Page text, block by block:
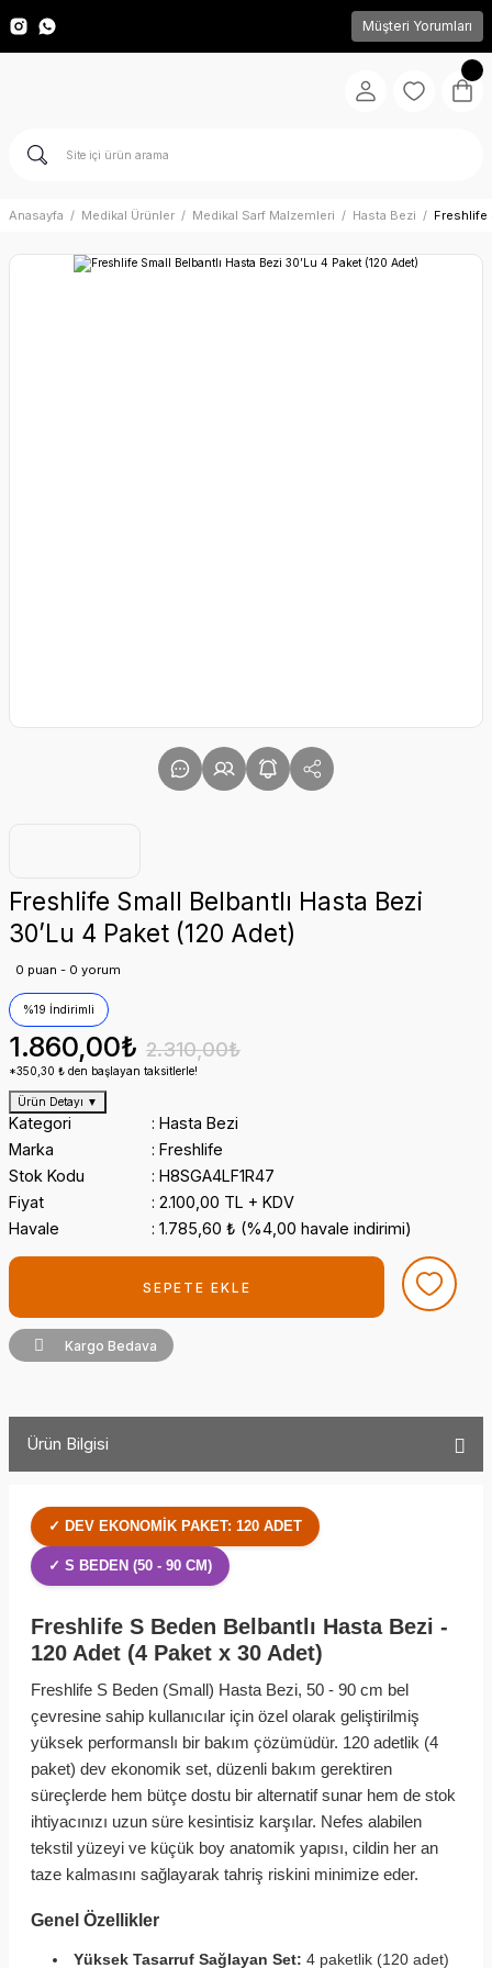
Müşteri Yorumları
Anasayfa Medikal Ürünler Medikal Sarf Malzemleri Hasta Bezi Freshlife
Freshlife Small Belbantlı Hasta Bezi
30’Lu 4 Paket (120 Adet)
0 puan - 0 yorum
%19 İndirimli
1.860,00₺ 2.310,00₺
*350,30 ₺ den başlayan taksitlerle!
Ürün Detayı ▼
Kategori
Hasta Bezi
Marka
Freshlife
Stok Kodu
H8SGA4LF1R47
Fiyat
2.100,00 TL + KDV
Havale
1.785,60 ₺ (%4,00 havale indirimi)
SEPETE EKLE
Kargo Bedava
Ürün Bilgisi
✓ DEV EKONOMIK PAKET: 120 ADET
✓ S BEDEN (50 - 90 CM)
Freshlife S Beden Belbantlı Hasta Bezi -
120 Adet (4 Paket x 30 Adet)
Freshlife S Beden (Small) Hasta Bezi, 50 - 90 cm bel
çevresine sahip kullanıcılar için özel olarak geliştirilmiş
yüksek performanslı bir bakım çözümüdür. 120 adetlik (4
paket) dev ekonomik set, düzenli bakım gerektiren
süreçlerde hem bütçe dostu bir alternatif sunar hem de stok
ihtiyacınızı uzun süre kesintisiz karşılar. Nefes alabilen
tekstil yüzeyi ve küçük boy anatomik yapısı, cildin her an
taze kalmasını sağlayarak tahriş riskini minimize eder.
Genel Özellikler
Yüksek Tasarruf Sağlayan Set: 4 paketlik (120 adet)